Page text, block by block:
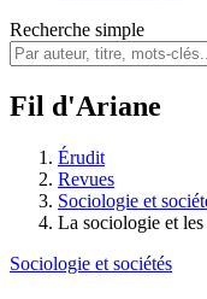
Recherche simple
Fil d'Ariane
Érudit
Revues
Sociologie et
La sociologie et
Sociologie et sociétés